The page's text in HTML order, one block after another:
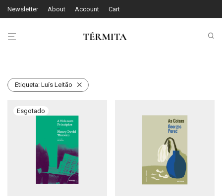
Newsletter About Account Cart
Etiqueta: Luís Leitão